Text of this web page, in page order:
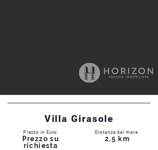
Villa Girasole
Prezzo in Euro:
Prezzo su
richiesta
Distanza dal mare:
2,5 km